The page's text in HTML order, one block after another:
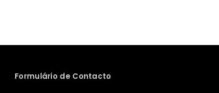
Formulário de Contacto